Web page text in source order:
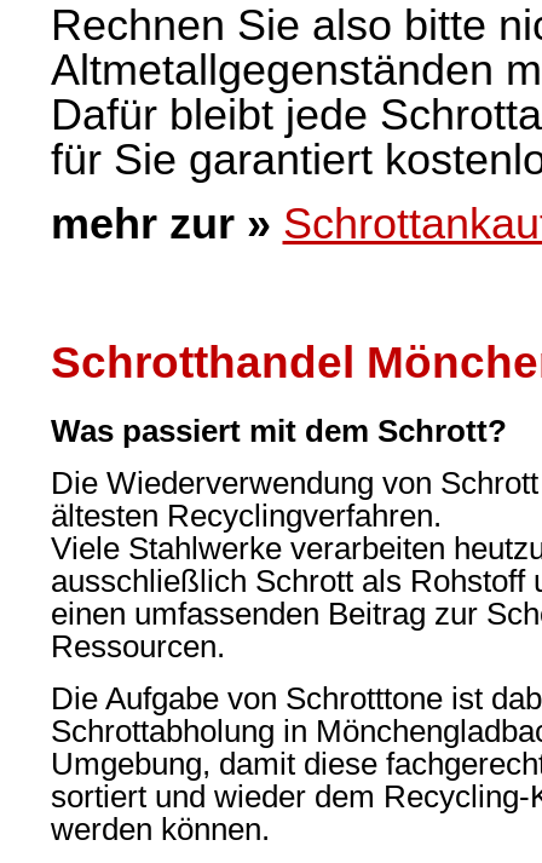
Rechnen Sie also bitte
Altmetallgegenständen
Dafür bleibt jede
für Sie garantiert
mehr zur »
Schrotthandel
Was passiert mit dem Schrott?
Die Wiederverwendung von
ältesten Recyclingverfahren.
Viele Stahlwerke verarbeiten
ausschließlich Schrott als Rohstoff
einen umfassenden Beitrag zur
Ressourcen.
Die Aufgabe von Schrotttone ist
Schrottabholung in
Umgebung, damit diese
sortiert und wieder dem Recycling-
werden können.